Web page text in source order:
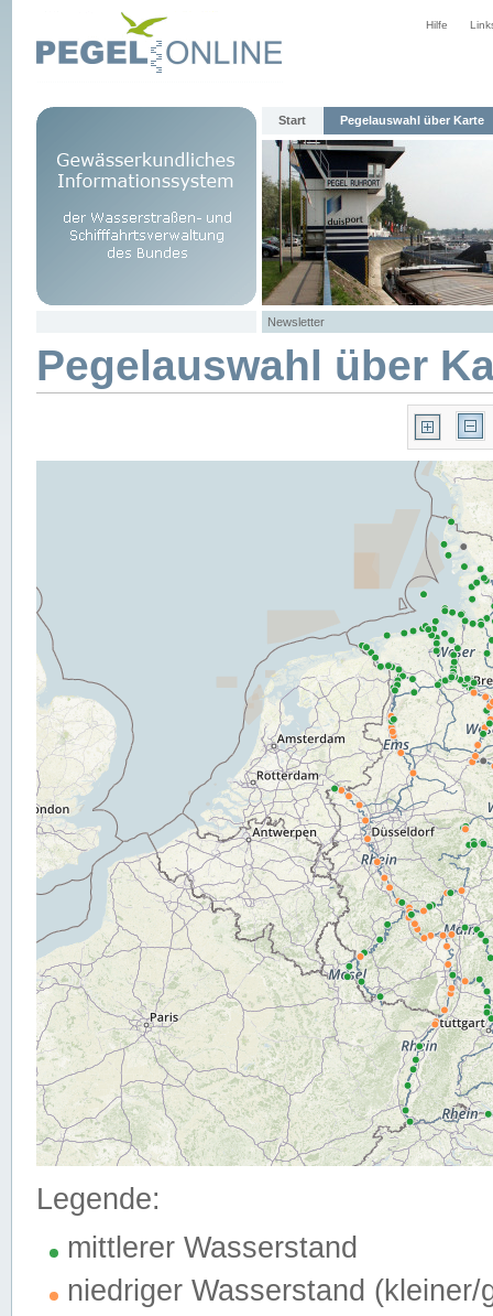
Hilfe
Start Pegelauswahl über Karte
Newsletter
Pegelauswahl über
Legende:
mittlerer Wasserstand
niedriger Wasserstand (kleiner/